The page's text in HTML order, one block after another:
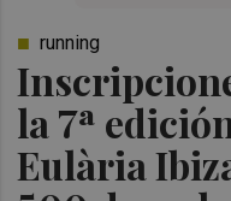
la 7ª
Eulària
running